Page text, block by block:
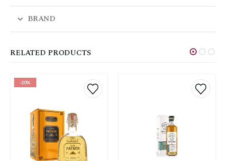
BRAND
RELATED PRODUCTS
-20%